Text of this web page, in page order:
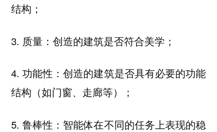
结构；
3. 质量：创造的建筑是否符合美学；
4. 功能性：创造的建筑是否具有必要的功能
结构（如门窗、走廊等）；
5. 鲁棒性：智能体在不同的任务上表现的稳